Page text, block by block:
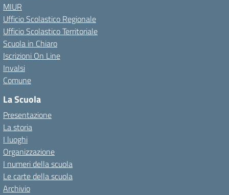
MIUR
Ufficio Scolastico Regionale
Ufficio Scolastico Territoriale
Scuola in Chiaro
Iscrizioni On Line
Invalsi
Comune
La Scuola
Presentazione
La storia
I luoghi
Organizzazione
I numeri della scuola
Le carte della scuola
Archivio